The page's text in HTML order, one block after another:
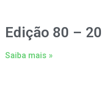
Edição 80 –
Saiba mais »